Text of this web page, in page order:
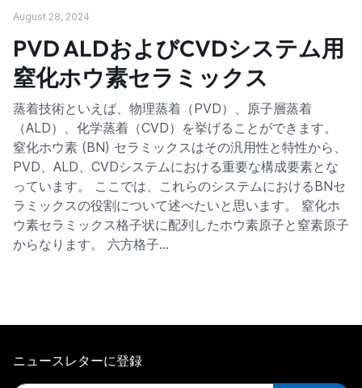
August 28, 2024
PVD ALDおよびCVDシステム用
窒化ホウ素セラミックス
蒸着技術といえば、物理蒸着（PVD）、原子層蒸着
（ALD）、化学蒸着（CVD）を挙げることができます。
窒化ホウ素 (BN) セラミックスはその汎用性と特性から、
PVD、ALD、CVDシステムにおける重要な構成要素とな
っています。 ここでは、これらのシステムにおけるBNセ
ラミックスの役割について述べたいと思います。 窒化ホ
ウ素セラミックス格子状に配列したホウ素原子と窒素原子
からなります。 六方格子…
ニュースレターに登録